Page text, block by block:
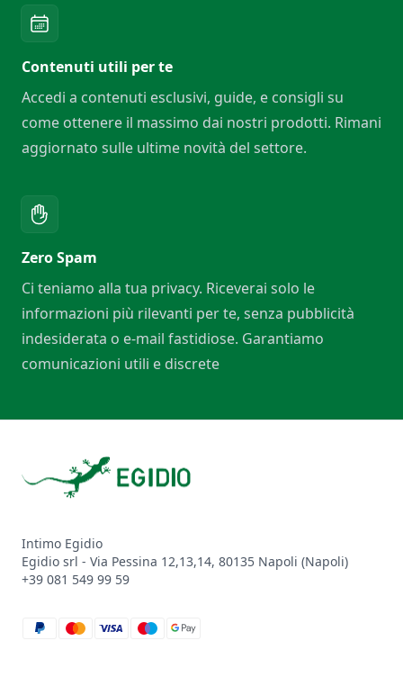
Contenuti utili per te
Accedi a contenuti esclusivi, guide, e consigli su
come ottenere il massimo dai nostri prodotti. Rimani
aggiornato sulle ultime novità del settore.
Zero Spam
Ci teniamo alla tua privacy. Riceverai solo le
informazioni più rilevanti per te, senza pubblicità
indesiderata o e-mail fastidiose. Garantiamo
comunicazioni utili e discrete
Intimo Egidio
Egidio srl - Via Pessina 12,13,14, 80135 Napoli (Napoli)
+39 081 549 99 59
paypal
mastercard
visa
maestro
google_pay